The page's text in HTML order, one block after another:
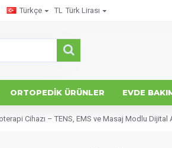
Türkçe TL Türk Lirası
ORTOPEDIK ÜRÜNLER EVDE
Cihazı – TENS, EMS ve Masaj Modlu Dijital